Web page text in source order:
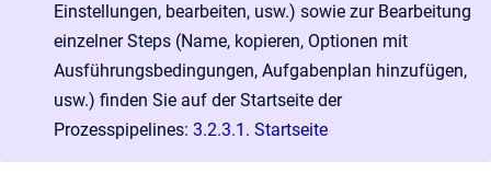
Einstellungen, bearbeiten, usw.) sowie zur Bearbeitung
einzelner Steps (Name, kopieren, Optionen mit
Ausführungsbedingungen, Aufgabenplan hinzufügen,
usw.) finden Sie auf der Startseite der
Prozesspipelines: 3.2.3.1. Startseite